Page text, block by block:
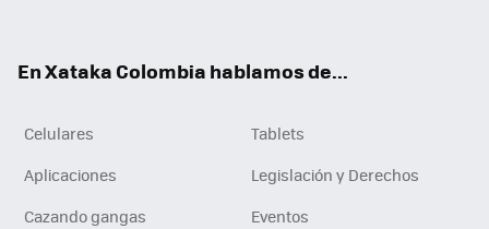
En Xataka Colombia hablamos de...
Celulares
Tablets
Aplicaciones
Legislación y Derechos
Cazando gangas
Eventos